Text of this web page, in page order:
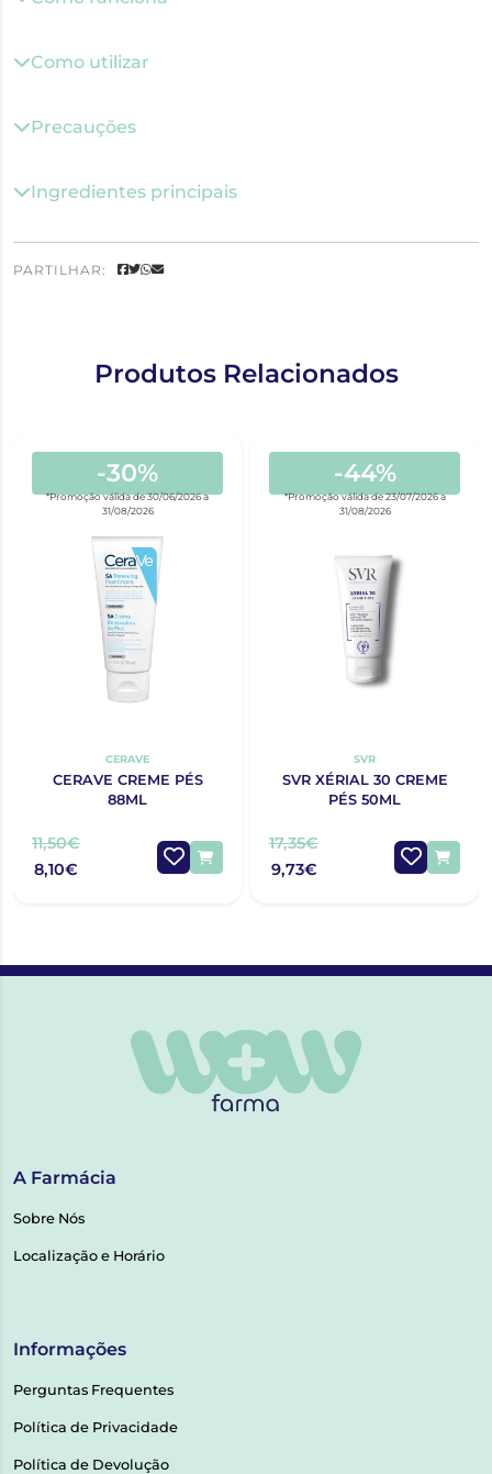
Como utilizar
Precauções
Ingredientes principais
PARTILHAR:
Produtos Relacionados
-30%
*Promoção válida de 30/06/2026 a
31/08/2026
CERAVE
CERAVE CREME PÉS
88ML
11,50€
8,10€
-44%
*Promoção válida de 23/07/2026 a
31/08/2026
SVR
SVR XÉRIAL 30 CREME
PÉS 50ML
17,35€
9,73€
A Farmácia
Sobre Nós
Localização e Horário
Informações
Perguntas Frequentes
Política de Privacidade
Política de Devolução